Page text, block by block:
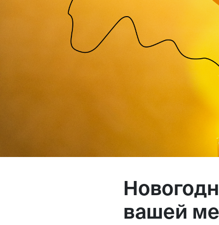
Контакты
Отзывы FAQ
вашей